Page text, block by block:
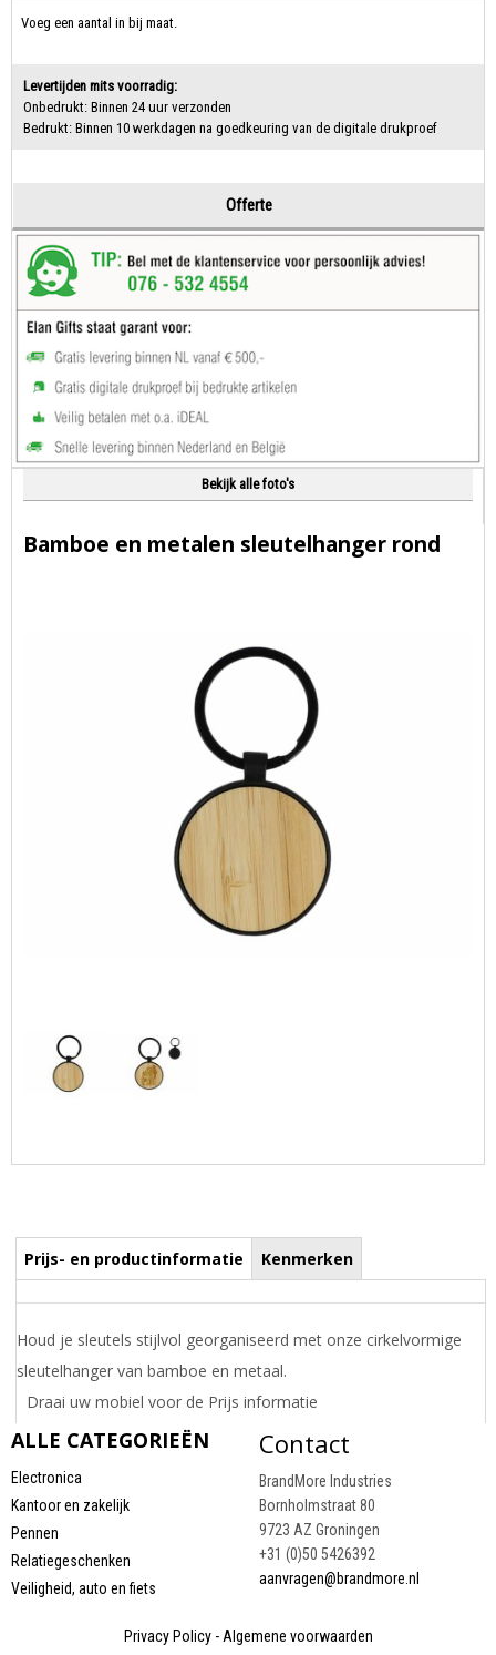
Voeg een aantal in bij maat.
Levertijden mits voorradig:
Onbedrukt: Binnen 24 uur verzonden
Bedrukt: Binnen 10 werkdagen na goedkeuring van de digitale drukproef
Offerte
Bekijk alle foto's
Bamboe en metalen sleutelhanger rond
Prijs- en productinformatie Kenmerken
Houd je sleutels stijlvol georganiseerd met onze cirkelvormige
sleutelhanger van bamboe en metaal.
Draai uw mobiel voor de Prijs informatie
Contact
BrandMore Industries
Bornholmstraat 80
9723 AZ Groningen
+31 (0)50 5426392
aanvragen@brandmore.nl
ALLE CATEGORIEËN
Electronica
Kantoor en zakelijk
Pennen
Relatiegeschenken
Veiligheid, auto en fiets
Privacy Policy- Algemene voorwaarden